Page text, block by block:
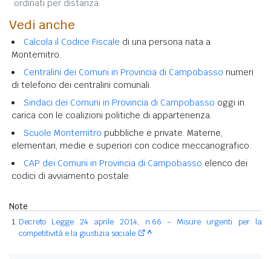
ordinati per distanza.
Vedi anche
Calcola il Codice Fiscale di una persona nata a
Montemitro.
Centralini dei Comuni in Provincia di Campobasso numeri
di telefono dei centralini comunali.
Sindaci dei Comuni in Provincia di Campobasso oggi in
carica con le coalizioni politiche di appartenenza.
Scuole Montemitro pubbliche e private. Materne,
elementari, medie e superiori con codice meccanografico.
CAP dei Comuni in Provincia di Campobasso elenco dei
codici di avviamento postale.
Note
Decreto Legge 24 aprile 2014, n.66 - Misure urgenti per la
competitività e la giustizia sociale
^